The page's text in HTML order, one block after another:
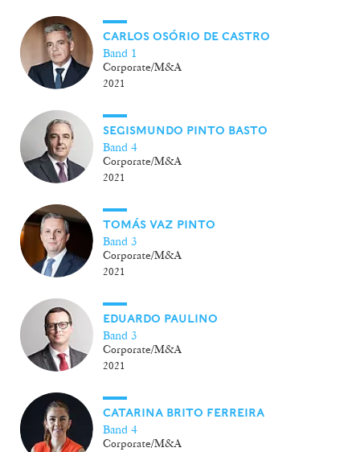
CARLOS OSÓRIO DE CASTRO
Band 1
Corporate/M&A
2021
SEGISMUNDO PINTO BASTO
Band 4
Corporate/M&A
2021
TOMÁS VAZ PINTO
Band 3
Corporate/M&A
2021
EDUARDO PAULINO
Band 3
Corporate/M&A
2021
CATARINA BRITO FERREIRA
Band 4
Corporate/M&A